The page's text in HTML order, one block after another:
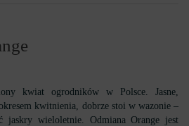
kwiat ogrodników w Polsce. Jasne,
kwitnienia, dobrze stoi w wazonie –
jaskry wieloletnie. Odmiana Orange jest